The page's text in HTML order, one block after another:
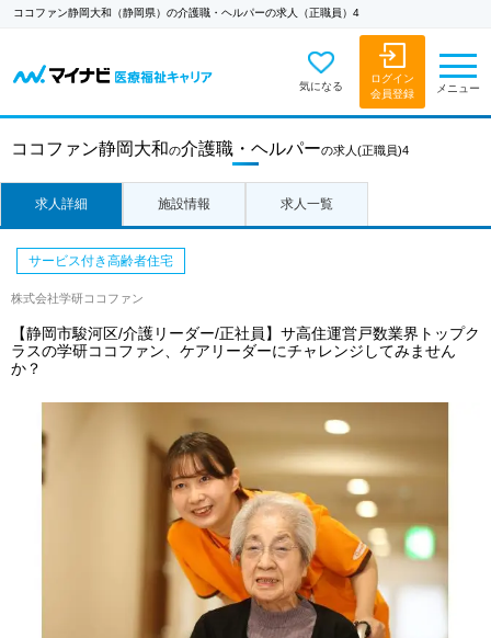
ココファン静岡大和（静岡県）の介護職・ヘルパーの求人（正職員）4
気になる
ログイン
会員登録
メニュー
ココファン静岡大和の介護職・ヘルパーの求人 (正職員)4
求人詳細 施設情報 求人一覧
サービス付き高齢者住宅
株式会社学研ココファン
【静岡市駿河区/介護リーダー/正社員】サ高住運営戸数業界トップク
ラスの学研ココファン、ケアリーダーにチャレンジしてみません
か？